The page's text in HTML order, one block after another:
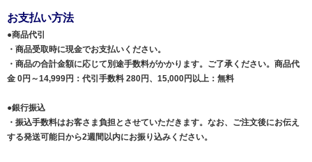
お支払い方法
●商品代引
・商品受取時に現金でお支払いください。
・商品の合計金額に応じて別途手数料がかかります。ご了承ください。商品代
金 0円～14,999円：代引手数料 280円、15,000円以上：無料
●銀行振込
・振込手数料はお客さま負担とさせていただきます。なお、ご注文後にお伝え
する発送可能日から2週間以内にお振り込みください。